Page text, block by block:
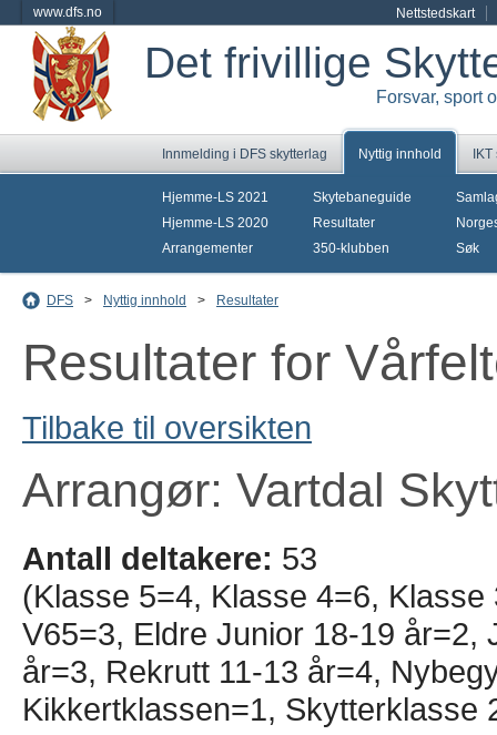
www.dfs.no Nettstedskart
Det frivillige
Forsvar, sport
Innmelding i DFS skytterlag Nyttig innhold
Hjemme-LS 2021
Hjemme-LS 2020
Arrangementer
Skytebaneguide
Resultater
350-klubben
Søk
DFS > Nyttig innhold > Resultater
Resultater for
Tilbake til oversikten
Arrangør: Vartdal
Antall deltakere: 53
(Klasse 5=4, Klasse 4=6,
V65=3, Eldre Junior 18-19 år=2,
år=3, Rekrutt 11-13 år=4,
Kikkertklassen=1, Skytterklasse